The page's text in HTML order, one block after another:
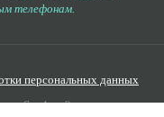
телефонам.
персональных данных
— Seo4profit.ru